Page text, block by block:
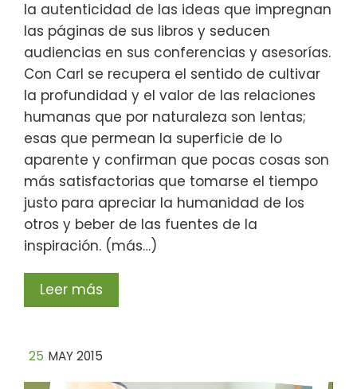
la autenticidad de las ideas que impregnan
las páginas de sus libros y seducen
audiencias en sus conferencias y asesorías.
Con Carl se recupera el sentido de cultivar
la profundidad y el valor de las relaciones
humanas que por naturaleza son lentas;
esas que permean la superficie de lo
aparente y confirman que pocas cosas son
más satisfactorias que tomarse el tiempo
justo para apreciar la humanidad de los
otros y beber de las fuentes de la
inspiración. (más…)
Leer más
25 MAY 2015